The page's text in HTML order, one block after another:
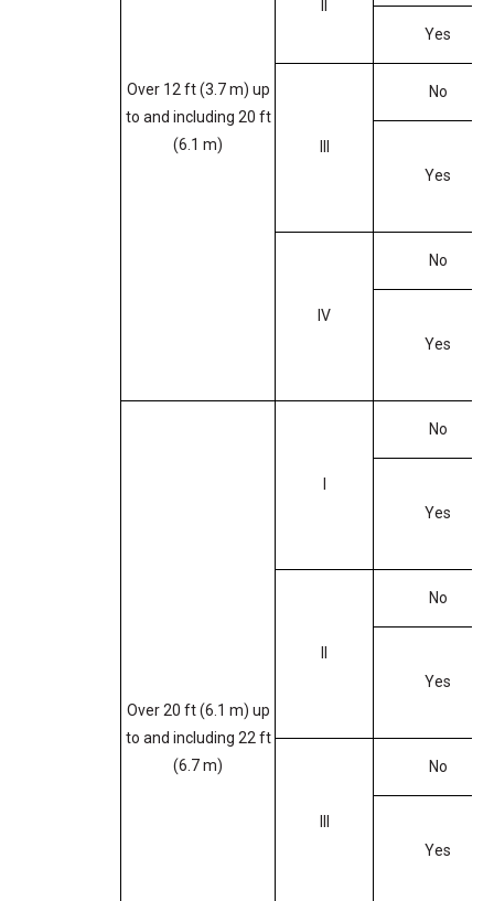
Over 12 ft (3.7 m) up
to and including 20 ft
(6.1 m)
Yes
No
Yes
IV
No
Yes
Over 20 ft (6.1 m) up
to and including 22 ft
(6.7 m)
No
Yes
No
Yes
No
Yes